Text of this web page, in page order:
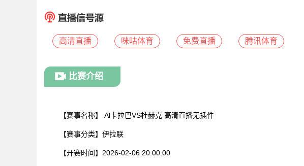
高清直播 咪咕体育 免费直播 腾讯体育
比赛介绍
【赛事名称】 Al卡拉巴VS杜赫克 高清直播无插件
【赛事分类】 伊拉联
【开赛时间】 2026-02-06 20:00:00